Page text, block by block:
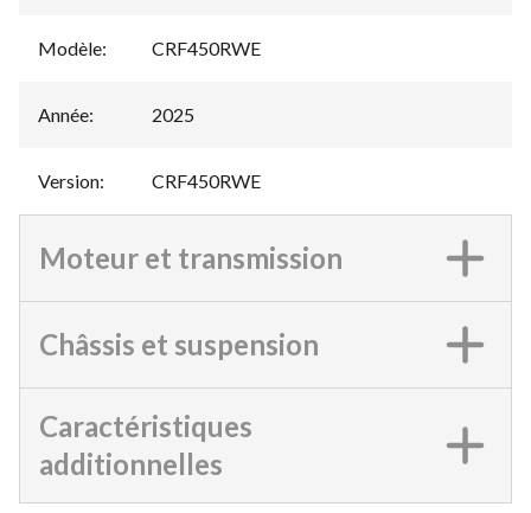
Modèle: CRF450RWE
Année: 2025
Version: CRF450RWE
Moteur et transmission
Châssis et suspension
Caractéristiques
additionnelles